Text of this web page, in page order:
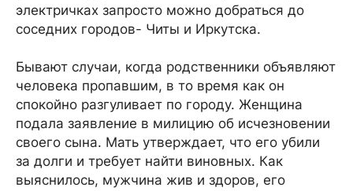
электричках запросто можно добраться до
соседних городов- Читы и Иркутска.
Бывают случаи, когда родственники объявляют
человека пропавшим, в то время как он
спокойно разгуливает по городу. Женщина
подала заявление в милицию об исчезновении
своего сына. Мать утверждает, что его убили
за долги и требует найти виновных. Как
выяснилось, мужчина жив и здоров, его